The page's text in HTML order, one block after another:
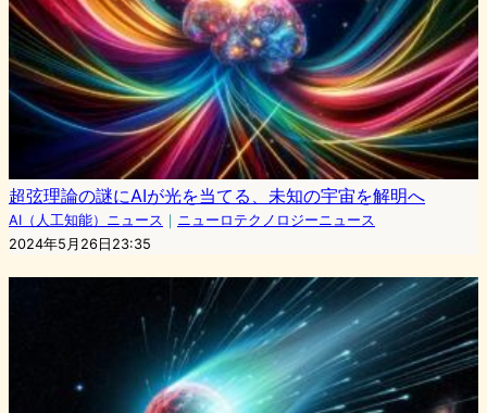
超弦理論の謎にAIが光を当てる、未知の宇宙を解明へ
AI（人工知能）ニュース ｜ ニューロテクノロジーニュース
2024年5月26日23:35